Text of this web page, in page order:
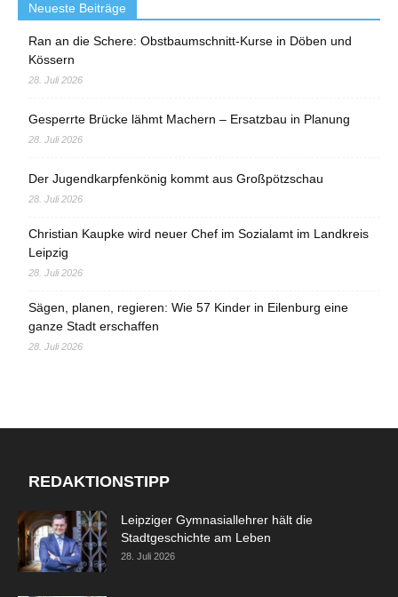
Neueste Beiträge
Ran an die Schere: Obstbaumschnitt-Kurse in Döben und
Kössern
28. Juli 2026
Gesperrte Brücke lähmt Machern – Ersatzbau in Planung
28. Juli 2026
Der Jugendkarpfenkönig kommt aus Großpötzschau
28. Juli 2026
Christian Kaupke wird neuer Chef im Sozialamt im Landkreis
Leipzig
28. Juli 2026
Sägen, planen, regieren: Wie 57 Kinder in Eilenburg eine
ganze Stadt erschaffen
28. Juli 2026
REDAKTIONSTIPP
Leipziger Gymnasiallehrer hält die
Stadtgeschichte am Leben
28. Juli 2026